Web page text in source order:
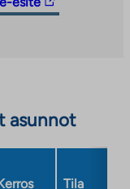
asunnot
Tila